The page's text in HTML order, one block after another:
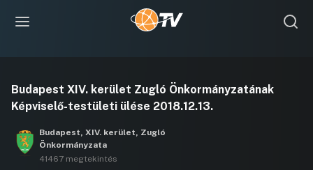
lejátszása
Budapest XIV. kerület Zugló Önkormányzatának
Képviselő-testületi ülése 2018.12.13.
Budapest, XIV. kerület, Zugló
Önkormányzata
41467 megtekintés